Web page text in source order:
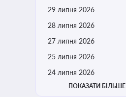
29 липня 2026
28 липня 2026
27 липня 2026
25 липня 2026
24 липня 2026
ПОКАЗАТИ БІЛЬШЕ